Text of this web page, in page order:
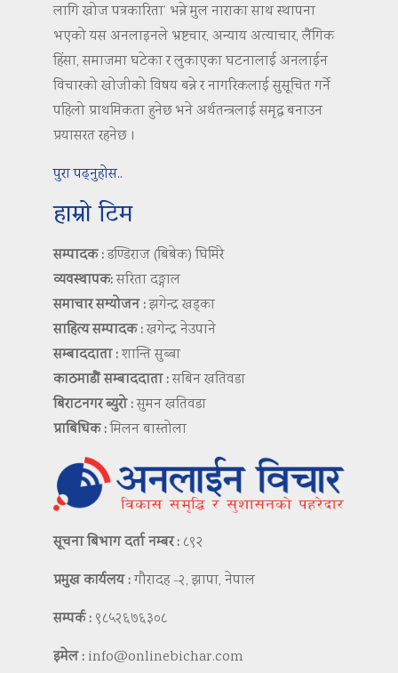
लागि खोज पत्रकारिता’ भन्ने मुल नाराका साथ स्थापना
भएको यस अनलाइनले भ्रष्टचार, अन्याय अत्याचार, लैंगिक
हिंसा, समाजमा घटेका र लुकाएका घटनालाई अनलाईन
विचारको खोजीको विषय बन्ने र नागरिकलाई सुसूचित गर्ने
पहिलो प्राथमिकता हुनेछ भने अर्थतन्त्रलाई समृद्ध बनाउन
प्रयासरत रहनेछ ।
पुरा पढ्नुहोस..
हाम्रो टिम
सम्पादक :डण्डिराज (बिबेक) घिमिरे
व्यवस्थापक:सरिता दङ्गाल
समाचार सम्योजन :झगेन्द्र खड्का
साहित्य सम्पादक :खगेन्द्र नेउपाने
सम्बाददाता :शान्ति सुब्बा
काठमाडौं सम्बाददाता :सबिन खतिवडा
बिराटनगर ब्युरो :सुमन खतिवडा
प्राबिधिक :मिलन बास्तोला
सूचना बिभाग दर्ता नम्बर : ८९२
प्रमुख कार्यलय :गौरादह -२, झापा, नेपाल
सम्पर्क : ९८५२६७६३०८
इमेल : info@onlinebichar.com